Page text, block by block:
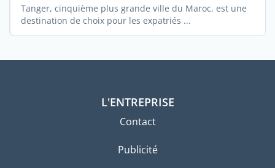
Tanger, cinquième plus grande ville du Maroc, est une
destination de choix pour les expatriés ...
L'ENTREPRISE
Contact
Publicité